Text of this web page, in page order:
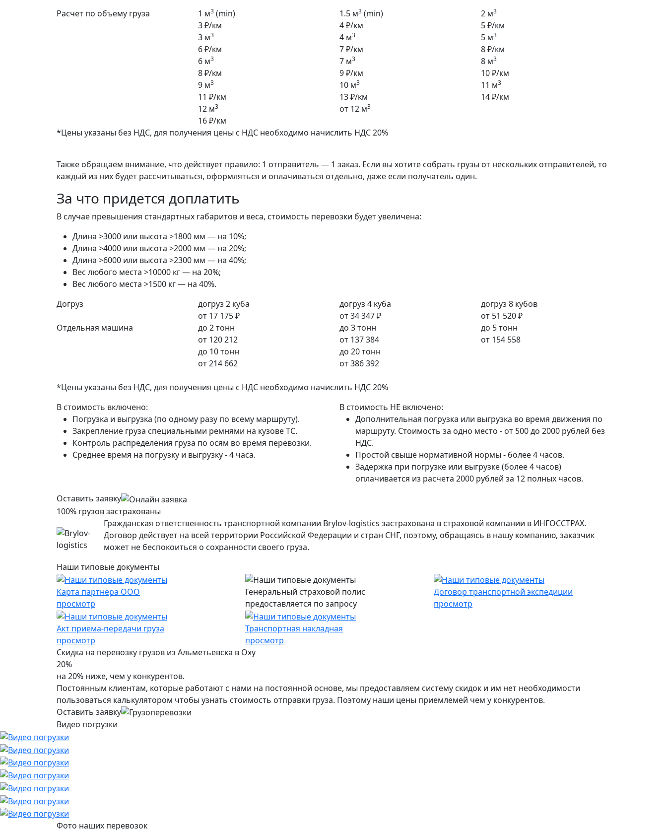
Расчет по объему груза
1 м3 (min)
3 ₽/км
1.5 м3 (min)
4 ₽/км
2 м3
5 ₽/км
3 м3
6 ₽/км
4 м3
7 ₽/км
5 м3
8 ₽/км
6 м3
8 ₽/км
7 м3
9 ₽/км
8 м3
10 ₽/км
9 м3
11 ₽/км
10 м3
13 ₽/км
11 м3
14 ₽/км
12 м3
16 ₽/км
от 12 м3
*Цены указаны без НДС, для получения цены с НДС необходимо начислить НДС 20%
Также обращаем внимание, что действует правило: 1 отправитель — 1 заказ. Если вы хотите собрать грузы от нескольких отправителей, то
каждый из них будет рассчитываться, оформляться и оплачиваться отдельно, даже если получатель один.
За что придется доплатить
В случае превышения стандартных габаритов и веса, стоимость перевозки будет увеличена:
Длина >3000 или высота >1800 мм — на 10%;
Длина >4000 или высота >2000 мм — на 20%;
Длина >6000 или высота >2300 мм — на 40%;
Вес любого места >10000 кг — на 20%;
Вес любого места >1500 кг — на 40%.
Догруз
догруз 2 куба
от 17 175 ₽
догруз 4 куба
от34 347 ₽
догруз 8 кубов
от 51 520 ₽
Отдельная машина
до 2 тонн
от 120 212
до 3 тонн
от 137 384
до 5 тонн
от 154 558
до 10 тонн
от214 662
до 20 тонн
от386 392
*Цены указаны без НДС, для получения цены с НДС необходимо начислить НДС 20%
В стоимость включено:
Погрузка и выгрузка (по одному разу по всему маршруту).
Закрепление груза специальными ремнями на кузове ТС.
Контроль распределения груза по осям во время перевозки.
Среднее время на погрузку и выгрузку - 4 часа.
В стоимость НЕ включено:
Дополнительная погрузка или выгрузка во время движения по
маршруту. Стоимость за одно место - от 500 до 2000 рублей без
НДС.
Простой свыше нормативной нормы - более 4 часов.
Задержка при погрузке или выгрузке (более 4 часов)
оплачивается из расчета 2000 рублей за 12 полных часов.
Оставить заявку
100% грузов застрахованы
Гражданская ответственность транспортной компании Brylov-logistics застрахована в страховой компании в ИНГОСCТРАХ.
Договор действует на всей территории Российской Федерации и стран СНГ, поэтому, обращаясь в нашу компанию, заказчик
может не беспокоиться о сохранности своего груза.
Наши типовые документы
Карта партнера ООО
просмотр
Генеральный страховой полис
предоставляется по запросу
Договор транспортной экспедиции
просмотр
Акт приема-передачи груза
просмотр
Транспортная накладная
просмотр
Скидка на перевозку грузов из Альметьевска в Оху
20%
на 20% ниже, чем у конкурентов.
Постоянным клиентам, которые работают с нами на постоянной основе, мы предоставляем систему скидок и им нет необходимости
пользоваться калькулятором чтобы узнать стоимость отправки груза. Поэтому наши цены приемлемей чем у конкурентов.
Оставить заявку
Видео погрузки
Фото наших перевозок